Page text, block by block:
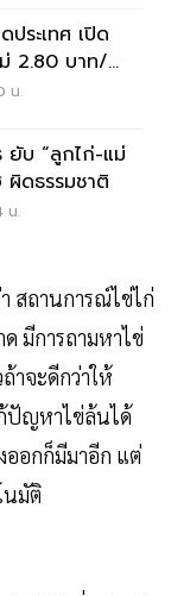
ประเทศ เปิด
/
น.
ยับ “ลูกไก่-แม่
ผิดธรรมชาติ
น.
สถานการณ์ไข่ไก่
มีการถามหาไข่
าจะดีกว่าให้
ปัญหาไข่ล้นได้
ออกก็มีมาอีก แต่
นมัติ